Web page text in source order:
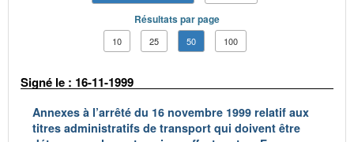
Résultats par page
10 25 50 100
Signé le : 16-11-1999
Annexes à l’arrêté du 16 novembre 1999 relatif aux
titres administratifs de transport qui doivent être